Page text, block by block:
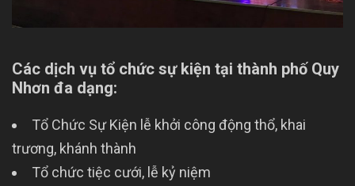
Các dịch vụ tổ chức sự kiện tại thành phố Quy
Nhơn đa dạng:
Tổ Chức Sự Kiện lễ khởi công động thổ, khai
trương, khánh thành
Tổ chức tiệc cưới, lễ kỷ niệm